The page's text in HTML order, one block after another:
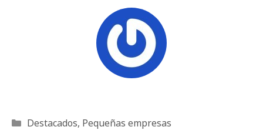
Categorías
Destacados, Pequeñas empresas